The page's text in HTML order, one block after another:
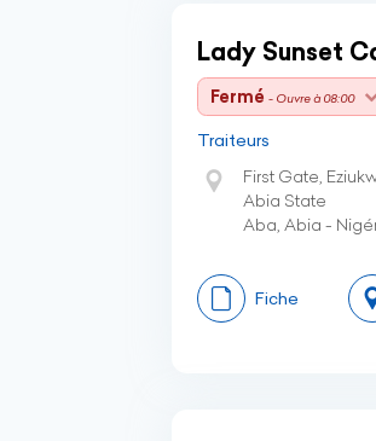
Lady Sunset
Fermé - Ouvre à 08:00
Traiteurs
First Gate,
Abia State
Aba, Abia -
Fiche